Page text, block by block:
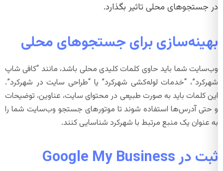
در جستجوهای محلی تاثیر بگذارد.
بهینه‌سازی برای جستجوهای محلی
وب‌سایت شما باید حاوی کلمات کلیدی محلی باشد، مانند “کافی شاپ
شهرکرد”، “خدمات لوله‌کشی شهرکرد” یا “طراحی سایت در شهرکرد”.
این کلمات باید به صورت طبیعی در محتوای سایت، عناوین، توضیحات
و حتی آدرس‌ها استفاده شوند تا موتورهای جستجو وب‌سایت شما را
به عنوان یک منبع مرتبط با شهرکرد شناسایی کنند.
ثبت در Google My Business